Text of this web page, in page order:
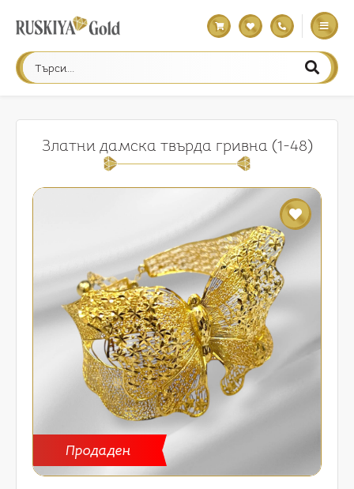
Златни дамска твърда гривна (1-48)
Продаден